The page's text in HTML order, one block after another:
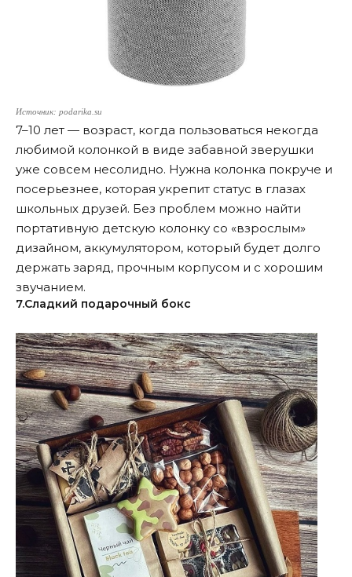
Источник: podarika.su
7–10 лет — возраст, когда пользоваться некогда
любимой колонкой в виде забавной зверушки
уже совсем несолидно. Нужна колонка покруче и
посерьезнее, которая укрепит статус в глазах
школьных друзей. Без проблем можно найти
портативную детскую колонку со «взрослым»
дизайном, аккумулятором, который будет долго
держать заряд, прочным корпусом и с хорошим
звучанием.
7.Сладкий подарочный бокс